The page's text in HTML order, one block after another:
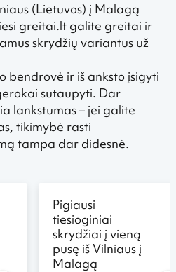
(Lietuvos) į Malagą
greitai.lt galite greitai ir
skrydžių variantus už
bendrovė ir iš anksto įsigyti
sutaupyti. Dar
lankstumas – jei galite
tikimybė rasti
tampa dar didesnė.
Pigiausi
tiesioginiai
skrydžiai į vieną
pusę iš Vilniaus į
Malagą